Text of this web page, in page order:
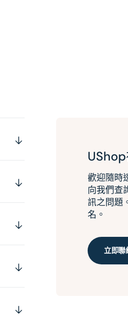
歡迎隨時
向我們查
訊之問題
名。
立即聯